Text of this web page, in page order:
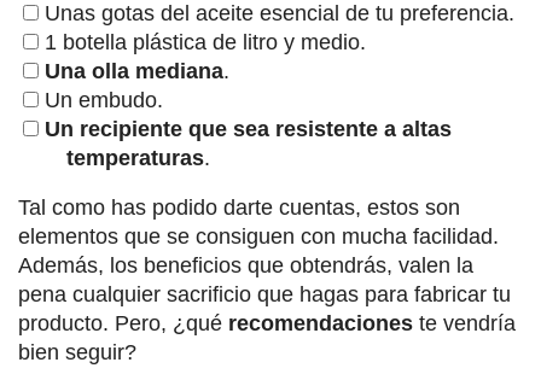
Unas gotas del aceite esencial de tu preferencia.
1 botella plástica de litro y medio.
Una olla mediana.
Un embudo.
Un recipiente que sea resistente a altas
temperaturas.
Tal como has podido darte cuentas, estos son
elementos que se consiguen con mucha facilidad.
Además, los beneficios que obtendrás, valen la
pena cualquier sacrificio que hagas para fabricar tu
producto. Pero, ¿qué recomendaciones te vendría
bien seguir?